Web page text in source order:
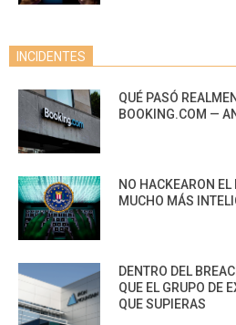
INCIDENTES
QUÉ PASÓ
BOOKING.COM —
NO HACKEARON
MUCHO MÁS
DENTRO DEL
QUE EL GRUPO DE
QUE SUPIERAS